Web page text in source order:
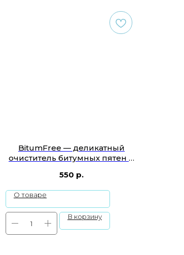
BitumFree — деликатный
очиститель битумных пятен и
550 р.
О товаре
В корзину